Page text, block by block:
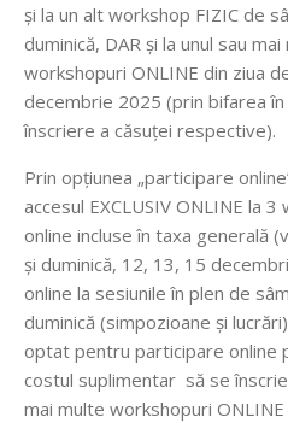
și la un alt workshop FIZIC de
duminică, DAR și la unul sau
workshopuri ONLINE din ziua
decembrie 2025 (prin bifarea
înscriere a căsuței respective).
Prin opțiunea „participare
accesul EXCLUSIV ONLINE la
online incluse în taxa generală
și duminică, 12, 13, 15
online la sesiunile în plen de
duminică (simpozioane și
optat pentru participare online
costul suplimentar să se înscrie
mai multe workshopuri